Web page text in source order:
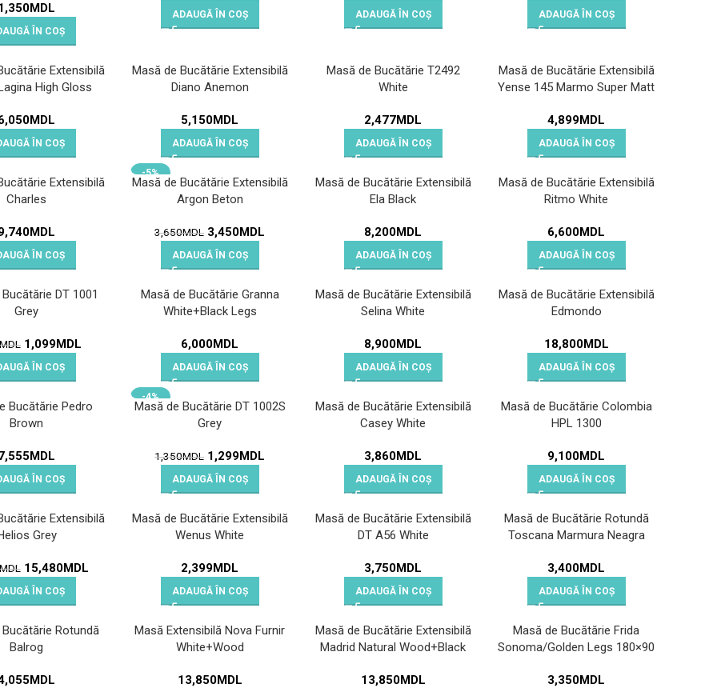
MDL
ÎN COȘ
ADAUGĂ ÎN COȘ ADAUGĂ ÎN COȘ ADAUGĂ ÎN COȘ
Extensibilă
High Gloss
MDL
ÎN COȘ
Masă de Bucătărie Extensibilă
Diano Anemon
5,150MDL
ADAUGĂ ÎN COȘ
Masă de Bucătărie T2492
White
2,477MDL
ADAUGĂ ÎN COȘ
Masă de Bucătărie Extensibilă
Yense 145 Marmo Super Matt
4,899MDL
ADAUGĂ ÎN COȘ
Extensibilă
Charles
MDL
ÎN COȘ
-5%
Masă de Bucătărie Extensibilă
Argon Beton
3,650MDL 3,450MDL
ADAUGĂ ÎN COȘ
Masă de Bucătărie Extensibilă
Ela Black
8,200MDL
ADAUGĂ ÎN COȘ
Masă de Bucătărie Extensibilă
Ritmo White
6,600MDL
ADAUGĂ ÎN COȘ
DT 1001
Grey
MDL 1,099MDL
ÎN COȘ
Masă de Bucătărie Granna
White+Black Legs
6,000MDL
ADAUGĂ ÎN COȘ
Masă de Bucătărie Extensibilă
Selina White
8,900MDL
ADAUGĂ ÎN COȘ
Masă de Bucătărie Extensibilă
Edmondo
18,800MDL
ADAUGĂ ÎN COȘ
Bucătărie Pedro
Brown
MDL
ÎN COȘ
-4%
Masă de Bucătărie DT 1002S
Grey
1,350MDL 1,299MDL
ADAUGĂ ÎN COȘ
Masă de Bucătărie Extensibilă
Casey White
3,860MDL
ADAUGĂ ÎN COȘ
Masă de Bucătărie Colombia
HPL 1300
9,100MDL
ADAUGĂ ÎN COȘ
Extensibilă
Grey
15,480MDL
ÎN COȘ
Masă de Bucătărie Extensibilă
Wenus White
2,399MDL
ADAUGĂ ÎN COȘ
Masă de Bucătărie Extensibilă
DT A56 White
3,750MDL
ADAUGĂ ÎN COȘ
Masă de Bucătărie Rotundă
Toscana Marmura Neagra
3,400MDL
ADAUGĂ ÎN COȘ
Rotundă
Balrog
MDL
Masă Extensibilă Nova Furnir
White+Wood
13,850MDL
Masă de Bucătărie Extensibilă
Madrid Natural Wood+Black
13,850MDL
Masă de Bucătărie Frida
Sonoma/Golden Legs 180×90
3,350MDL